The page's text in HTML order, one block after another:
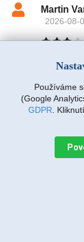
Martin
2026-08-
Jiří
Obešlo
postup
Dobry
Používáme
(Google
GDPR .